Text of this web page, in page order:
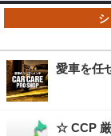
愛車を任
☆ CCP